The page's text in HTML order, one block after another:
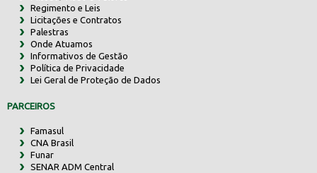
Regimento e Leis
Licitações e Contratos
Palestras
Onde Atuamos
Informativos de Gestão
Política de Privacidade
Lei Geral de Proteção de Dados
PARCEIROS
Famasul
CNA Brasil
Funar
SENAR ADM Central